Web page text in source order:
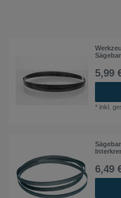
5,99
* inkl.
6,49